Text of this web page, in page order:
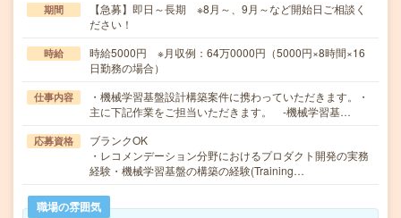
期間
【急募】即日～長期 ※8月～、9月～など開始日ご相談く
ださい！
時給
時給5000円 ※月収例：64万0000円（5000円×8時間×16
日勤務の場合）
仕事内容
・機械学習基盤設計構築案件に携わっていただきます。・
主に下記作業をご担当いただきます。 -機械学習基…
応募資格
ブランクOK
・レコメンデーション分野におけるプロダクト開発の実務
経験・機械学習基盤の構築の経験(Training…
職場の雰囲気